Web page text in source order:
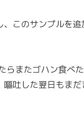
、このサンプルを
らまたゴハン食べ
嘔吐した翌日もま